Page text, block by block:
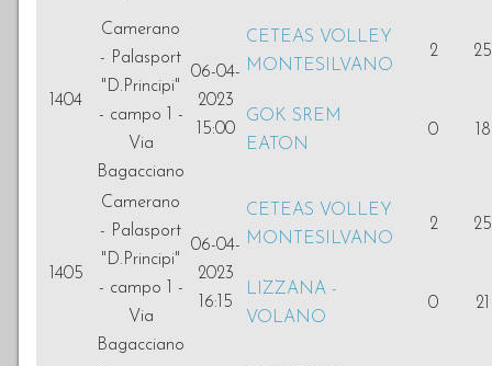
1404
Camerano
- Palasport
"D.Principi"
- campo 1 -
Via
Bagacciano
06-04-
2023
15:00
CETEAS VOLLEY
MONTESILVANO
2 25
GOK SREM
EATON
0 18
1405
Camerano
- Palasport
"D.Principi"
- campo 1 -
Via
Bagacciano
06-04-
2023
16:15
CETEAS VOLLEY
MONTESILVANO
2 25
LIZZANA -
VOLANO
0 21